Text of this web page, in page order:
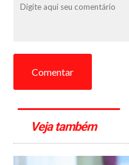
Comentar
Veja também